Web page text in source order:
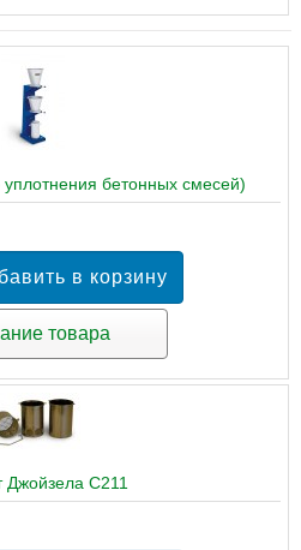
бетонных смесей)
товара
Джойзела C211